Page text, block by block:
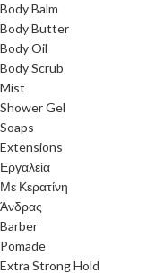
Body Balm
Body Butter
Body Oil
Body Scrub
Mist
Shower Gel
Soaps
Extensions
Εργαλεία
Με Κερατίνη
Άνδρας
Barber
Pomade
Extra Strong Hold